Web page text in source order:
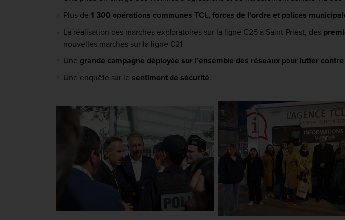
Plus de 1 300 opérations communes TCL, forces de l’ordre et polices
La réalisation des marches exploratoires sur la ligne C25 à Saint-Priest, des
nouvelles marches sur la ligne C21
Une grande campagne déployée sur l’ensemble des réseaux pour lutter
Une enquête sur le sentiment de sécurité.